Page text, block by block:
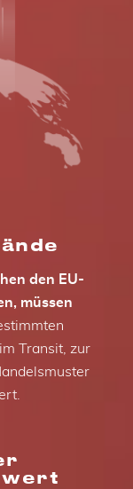
den EU-
müssen
Transit, zur